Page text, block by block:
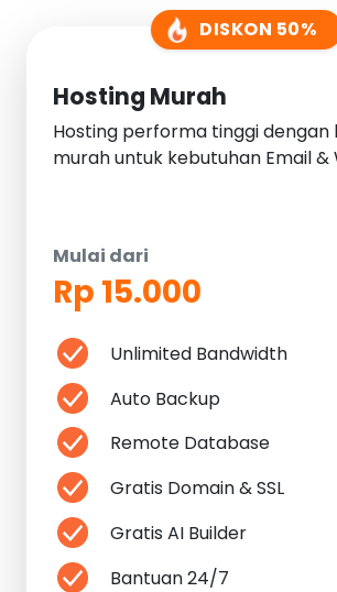
DISKON 50%
Hosting Murah
Hosting performa tinggi dengan
murah untuk kebutuhan Email &
Mulai dari
Rp 15.000
Unlimited Bandwidth
Auto Backup
Remote Database
Gratis Domain & SSL
Gratis AI Builder
Bantuan 24/7